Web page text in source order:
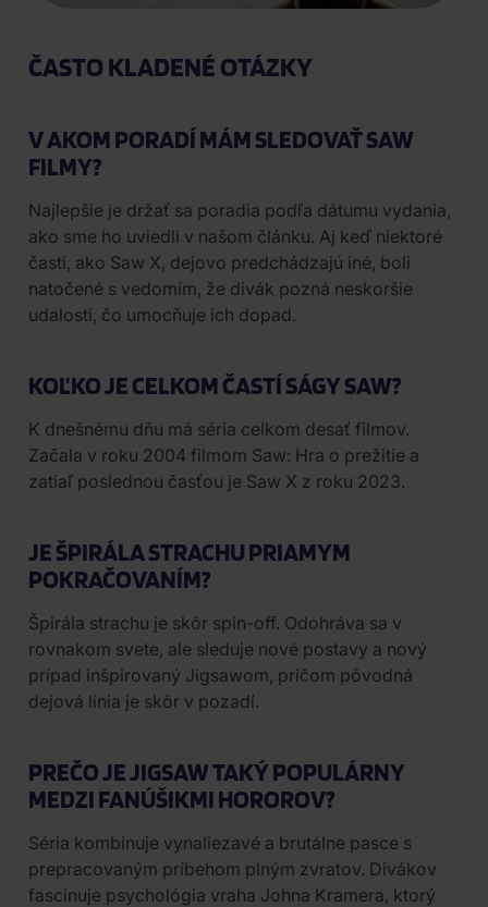
ČASTO KLADENÉ OTÁZKY
V AKOM PORADÍ MÁM SLEDOVAŤ SAW
FILMY?
Najlepšie je držať sa poradia podľa dátumu vydania,
ako sme ho uviedli v našom článku. Aj keď niektoré
časti, ako Saw X, dejovo predchádzajú iné, boli
natočené s vedomím, že divák pozná neskoršie
udalosti, čo umocňuje ich dopad.
KOĽKO JE CELKOM ČASTÍ SÁGY SAW?
K dnešnému dňu má séria celkom desať filmov.
Začala v roku 2004 filmom Saw: Hra o prežitie a
zatiaľ poslednou časťou je Saw X z roku 2023.
JE ŠPIRÁLA STRACHU PRIAMYM
POKRAČOVANÍM?
Špirála strachu je skôr spin-off. Odohráva sa v
rovnakom svete, ale sleduje nové postavy a nový
prípad inšpirovaný Jigsawom, pričom pôvodná
dejová línia je skôr v pozadí.
PREČO JE JIGSAW TAKÝ POPULÁRNY
MEDZI FANÚŠIKMI HOROROV?
Séria kombinuje vynaliezavé a brutálne pasce s
prepracovaným príbehom plným zvratov. Divákov
fascinuje psychológia vraha Johna Kramera, ktorý